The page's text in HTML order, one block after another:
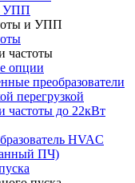
УПП
и УПП
частоты
опции
преобразователи
перегрузкой
частоты до 22кВт
HVAC
ПЧ)